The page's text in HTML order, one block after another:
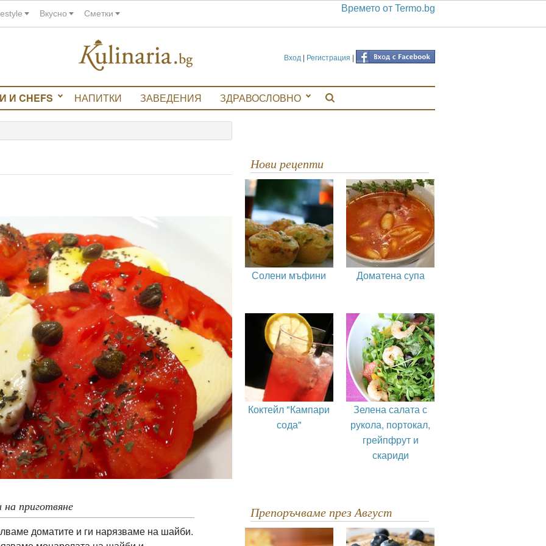
Вкусно Сметки Времето от Termo.bg
Вход | Регистрация |
И CHEFS НАПИТКИ ЗАВЕДЕНИЯ ЗДРАВОСЛОВНО
на приготвяне
доматите и ги нарязваме на шайби.
Нови рецепти
Солени мъфини Доматена супа
Коктейл "Кампари
сода"
Зелена салата с
рукола, портокал,
грейпфрут и
скариди
Препоръчваме през Август